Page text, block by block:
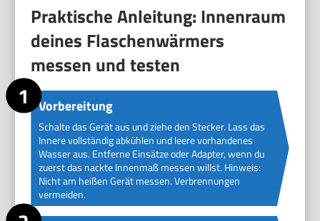
Praktische Anleitung: Innenraum
deines Flaschenwärmers
messen und testen
Vorbereitung
Schalte das Gerät aus und ziehe den Stecker. Lass das
Innere vollständig abkühlen und leere vorhandenes
Wasser aus. Entferne Einsätze oder Adapter, wenn du
zuerst das nackte Innenmaß messen willst. Hinweis:
Nicht am heißen Gerät messen. Verbrennungen
vermeiden.